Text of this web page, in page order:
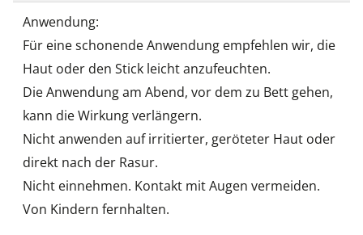
Anwendung:
Für eine schonende Anwendung empfehlen wir, die
Haut oder den Stick leicht anzufeuchten.
Die Anwendung am Abend, vor dem zu Bett gehen,
kann die Wirkung verlängern.
Nicht anwenden auf irritierter, geröteter Haut oder
direkt nach der Rasur.
Nicht einnehmen. Kontakt mit Augen vermeiden.
Von Kindern fernhalten.